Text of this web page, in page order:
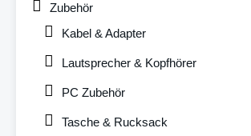
Zubehör
Kabel & Adapter
Lautsprecher & Kopfhörer
PC Zubehör
Tasche & Rucksack